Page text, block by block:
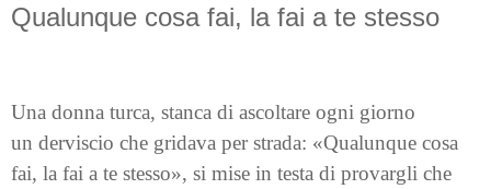
Qualunque cosa fai, la fai a te stesso
Una donna turca, stanca di ascoltare ogni giorno
un derviscio che gridava per strada: «Qualunque cosa
fai, la fai a te stesso», si mise in testa di provargli che